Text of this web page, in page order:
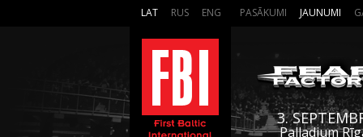
LAT RUS ENG PASĀKUMI JAUNUMI
3.
Palladium